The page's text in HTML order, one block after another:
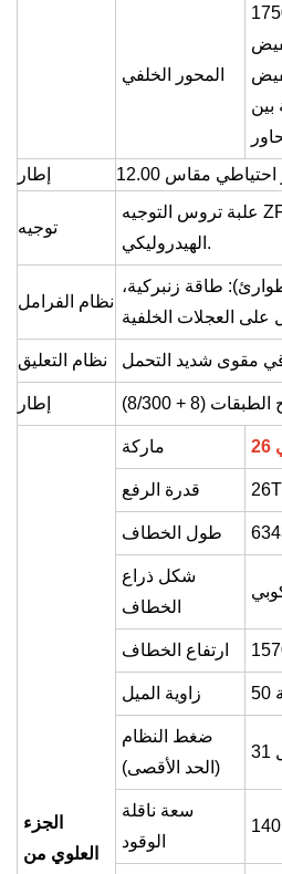
المحور الخلفي
بين
إطار
توجيه
علبة تروس التوجيه ZF8118، نظام التوجيه
الهيدروليكي.
نظام الفرامل
طاقة زنبركية،
العجلات الخلفية
نظام التعليق مقوى شديد التحمل
إطار (8 + 8/300)
الجزء
العلوي من
ماركة
قدرة الرفع 26T
طول الخطاف
شكل ذراع
الخطاف
ارتفاع الخطاف
زاوية الميل
ضغط النظام
(الحد الأقصى)
سعة ناقلة
الوقود